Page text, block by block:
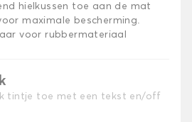
hielkussen toe aan de mat
maximale bescherming.
voor rubbermateriaal
tintje toe met een tekst en/off